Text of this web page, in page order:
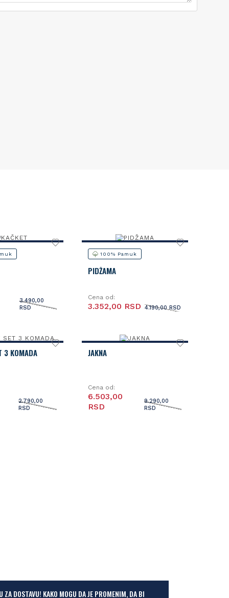
3.490,00
RSD
100% Pamuk
PIDŽAMA
Cena od:
4.190,00 RSD
3.352,00 RSD
3 KOMADA
2.790,00
RSD
JAKNA
Cena od:
9.290,00
RSD
6.503,00
RSD
ZA DOSTAVU! KAKO MOGU DA JE PROMENIM, DA BI